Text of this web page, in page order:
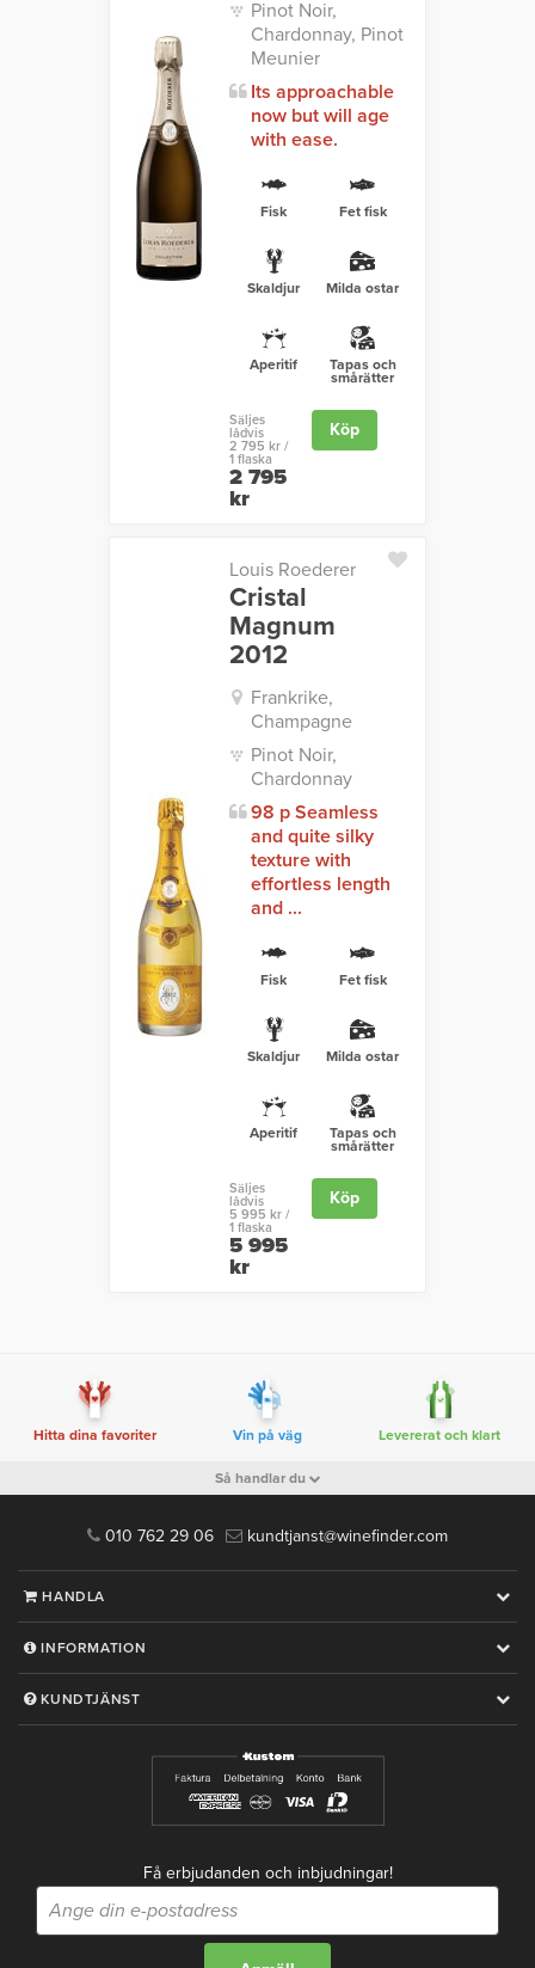
Pinot Noir,
Chardonnay, Pinot
Meunier
Its approachable
now but will age
with ease.
Fisk Fet fisk
Skaldjur Milda ostar
Aperitif Tapas och
smårätter
Säljes
lådvis
2 795 kr /
1 flaska
2 795
kr
Köp
Louis Roederer
Cristal
Magnum
2012
Frankrike,
Champagne
Pinot Noir,
Chardonnay
98 p Seamless
and quite silky
texture with
effortless length
and ...
Fisk Fet fisk
Skaldjur Milda ostar
Aperitif Tapas och
smårätter
Säljes
lådvis
5 995 kr /
1 flaska
5 995
kr
Köp
Hitta dina favoriter Vin på väg Levererat och klart
Så handlar du
010 762 29 06 kundtjanst@winefinder.com
HANDLA
INFORMATION
KUNDTJÄNST
Få erbjudanden och inbjudningar!